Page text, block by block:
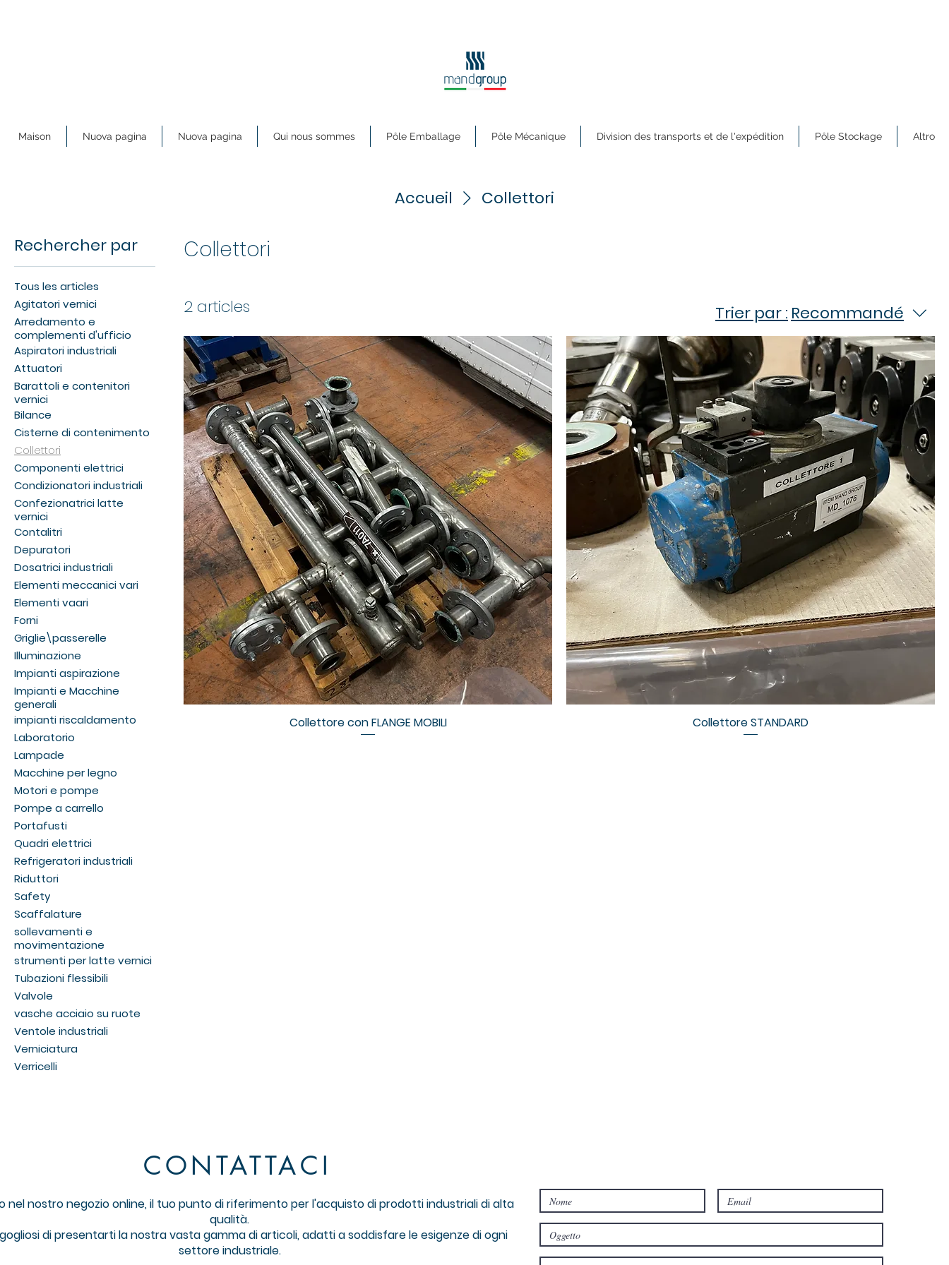
Maison Nuova pagina Nuova pagina Qui nous sommes Pôle Emballage Pôle Mécanique Division des transports et de l'expédition Pôle Stockage Altro
Accueil Collettori
Rechercher par
Tous les articles
Agitatori vernici
Arredamento e
complementi d'ufficio
Aspiratori industriali
Attuatori
Barattoli e contenitori
vernici
Bilance
Cisterne di contenimento
Collettori
Componenti elettrici
Condizionatori industriali
Confezionatrici latte
vernici
Contalitri
Depuratori
Dosatrici industriali
Elementi meccanici vari
Elementi vaari
Forni
Griglie\passerelle
Illuminazione
Impianti aspirazione
Impianti e Macchine
generali
impianti riscaldamento
Laboratorio
Lampade
Macchine per legno
Motori e pompe
Pompe a carrello
Portafusti
Quadri elettrici
Refrigeratori industriali
Riduttori
Safety
Scaffalature
sollevamenti e
movimentazione
strumenti per latte vernici
Tubazioni flessibili
Valvole
vasche acciaio su ruote
Ventole industriali
Verniciatura
Verricelli
Collettori
2 articles Trier par : Recommandé
Collettore con FLANGE MOBILI Collettore STANDARD
CONTATTACI
nel nostro negozio online, il tuo punto di riferimento per l'acquisto di prodotti industriali di alta
qualità.
di presentarti la nostra vasta gamma di articoli, adatti a soddisfare le esigenze di ogni
settore industriale.